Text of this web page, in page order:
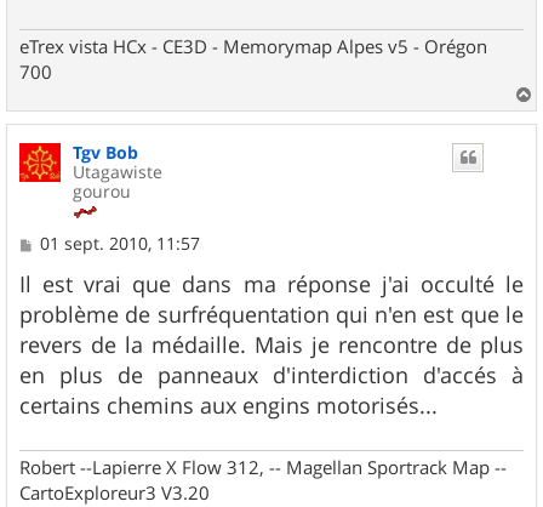
eTrex vista HCx - CE3D - Memorymap Alpes v5 - Orégon
700
a
Tgv Bob
Utagawiste
gourou
M
a
g
e
01 sept. 2010, 11:57
Il est vrai que dans ma réponse j'ai occulté le
problème de surfréquentation qui n'en est que le
revers de la médaille. Mais je rencontre de plus
en plus de panneaux d'interdiction d'accés à
certains chemins aux engins motorisés...
Robert --Lapierre X Flow 312, -- Magellan Sportrack Map --
CartoExploreur3 V3.20